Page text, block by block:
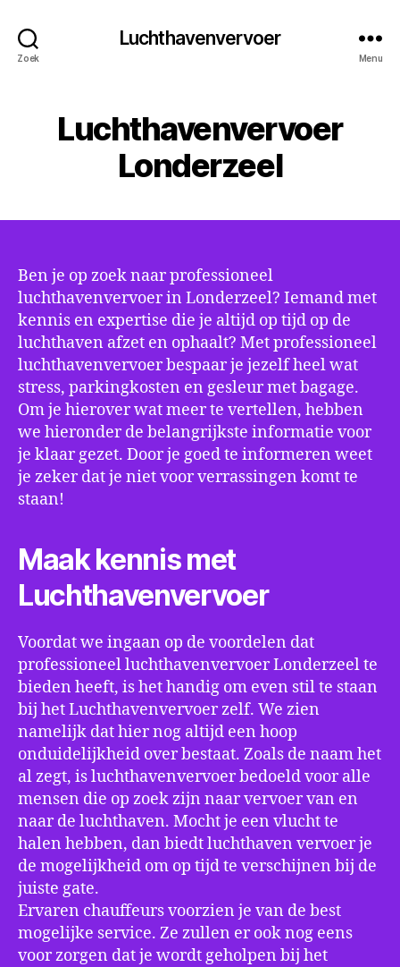
Zoek
Luchthavenvervoer
Menu
Luchthavenvervoer
Londerzeel
Ben je op zoek naar professioneel
luchthavenvervoer in Londerzeel? Iemand met
kennis en expertise die je altijd op tijd op de
luchthaven afzet en ophaalt? Met professioneel
luchthavenvervoer bespaar je jezelf heel wat
stress, parkingkosten en gesleur met bagage.
Om je hierover wat meer te vertellen, hebben
we hieronder de belangrijkste informatie voor
je klaar gezet. Door je goed te informeren weet
je zeker dat je niet voor verrassingen komt te
staan!
Maak kennis met
Luchthavenvervoer
Voordat we ingaan op de voordelen dat
professioneel luchthavenvervoer Londerzeel te
bieden heeft, is het handig om even stil te staan
bij het Luchthavenvervoer zelf. We zien
namelijk dat hier nog altijd een hoop
onduidelijkheid over bestaat. Zoals de naam het
al zegt, is luchthavenvervoer bedoeld voor alle
mensen die op zoek zijn naar vervoer van en
naar de luchthaven. Mocht je een vlucht te
halen hebben, dan biedt luchthaven vervoer je
de mogelijkheid om op tijd te verschijnen bij de
juiste gate.
Ervaren chauffeurs voorzien je van de best
mogelijke service. Ze zullen er ook nog eens
voor zorgen dat je wordt geholpen bij het